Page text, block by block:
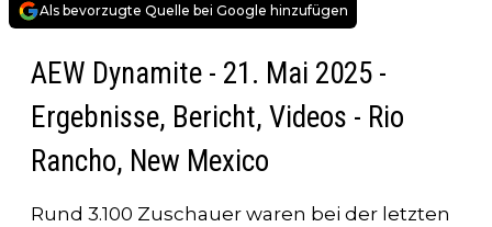
Als bevorzugte Quelle bei Google hinzufügen
AEW Dynamite - 21. Mai 2025 -
Ergebnisse, Bericht, Videos - Rio
Rancho, New Mexico
Rund 3.100 Zuschauer waren bei der letzten